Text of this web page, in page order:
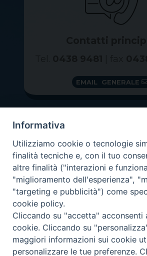
EMAIL GENERALE
GRAZIE PER IL TUO
Insieme per la
Informativa
Utilizziamo cookie o tecnologie
finalità tecniche e, con il tuo
altre finalità ("interazioni e
"miglioramento dell'esperienza",
"targeting e pubblicità") come
cookie policy.
Cliccando su "accetta" acconsenti
cookie. Cliccando su
maggiori informazioni sui cookie
personalizzare le tue preferenze.